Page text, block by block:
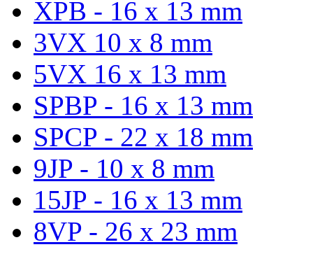
XPB - 16 x 13 mm
3VX 10 x 8 mm
5VX 16 x 13 mm
SPBP - 16 x 13 mm
SPCP - 22 x 18 mm
9JP - 10 x 8 mm
15JP - 16 x 13 mm
8VP - 26 x 23 mm